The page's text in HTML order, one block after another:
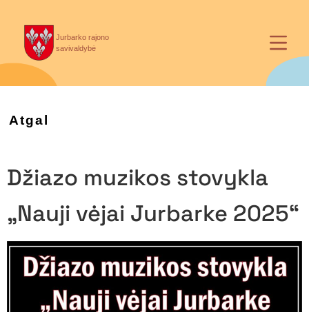
Jurbarko rajono
savivaldybė
Atgal
Džiazo muzikos stovykla
„Nauji vėjai Jurbarke 2025“